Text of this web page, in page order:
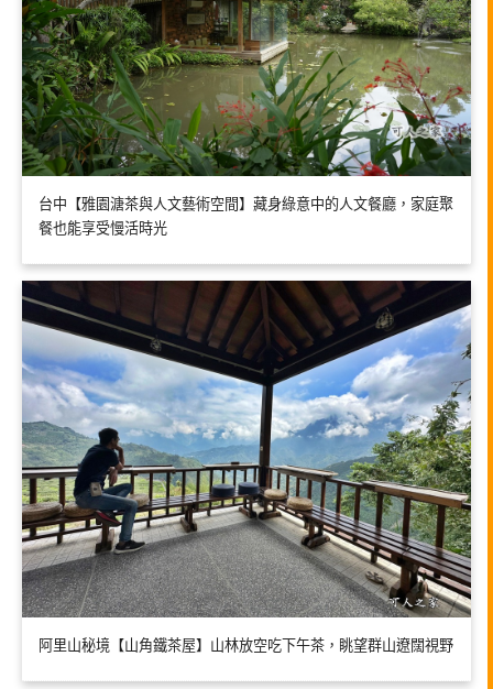
台中【雅園溏茶與人文藝術空間】藏身綠意中的人文餐廳，家庭聚
餐也能享受慢活時光
阿里山秘境【山角鐵茶屋】山林放空吃下午茶，眺望群山遼闊視野